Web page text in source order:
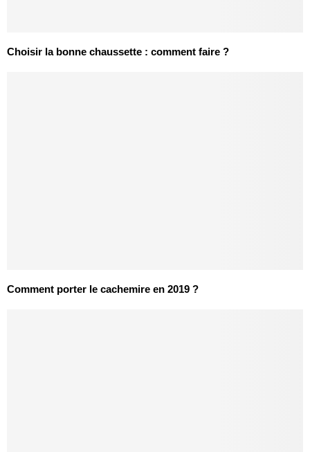
Choisir la bonne chaussette : comment faire ?
Comment porter le cachemire en 2019 ?